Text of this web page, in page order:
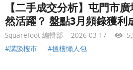
【二手成交分析】屯門市
然活躍？ 盤點3月頻錄獲利
Squarefoot 編輯部 2026-03-17
#講談樓市
#搵樓懶人包